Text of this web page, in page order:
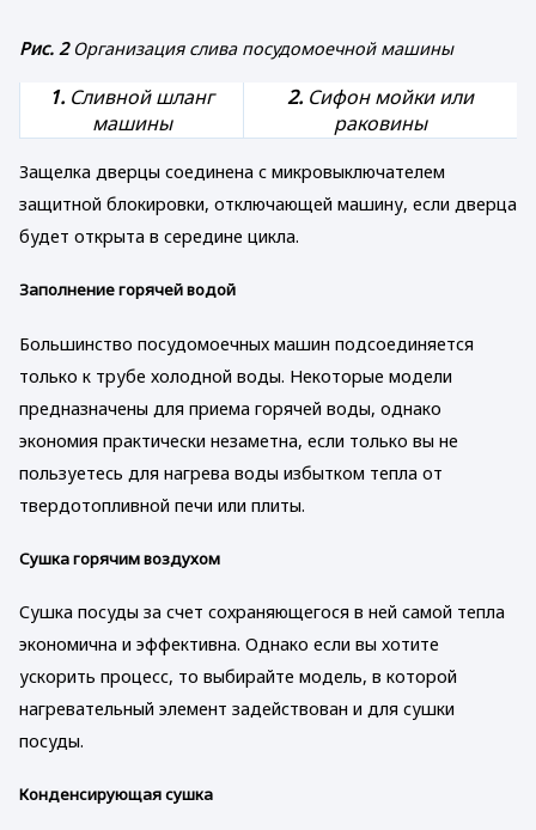
Рис. 2Организация слива посудомоечной машины
1. Сливной шланг
машины
2. Сифон мойки или
раковины
Защелка дверцы соединена с микровыключателем
защитной блокировки, отключающей машину, если дверца
будет открыта в середине цикла.
Заполнение горячей водой
Большинство посудомоечных машин подсоединяется
только к трубе холодной воды. Некоторые модели
предназначены для приема горячей воды, однако
экономия практически незаметна, если только вы не
пользуетесь для нагрева воды избытком тепла от
твердотопливной печи или плиты.
Сушка горячим воздухом
Сушка посуды за счет сохраняющегося в ней самой тепла
экономична и эффективна. Однако если вы хотите
ускорить процесс, то выбирайте модель, в которой
нагревательный элемент задействован и для сушки
посуды.
Конденсирующая сушка